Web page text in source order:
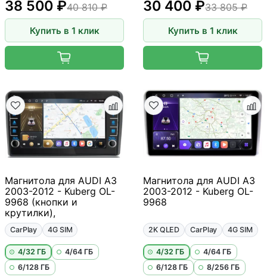
38 500 ₽40 810 ₽
Купить в 1 клик
33 805 ₽
30 400 ₽
Купить в 1 клик
Магнитола для AUDI A3
2003-2012 - Kuberg OL-
9968 (кнопки и
крутилки),
CarPlay 4G SIM
4/32 ГБ
4/64 ГБ
6/128 ГБ
Магнитола для AUDI A3
2003-2012 - Kuberg OL-
9968
2K QLED CarPlay 4G SIM
4/32 ГБ
4/64 ГБ
6/128 ГБ
8/256 ГБ